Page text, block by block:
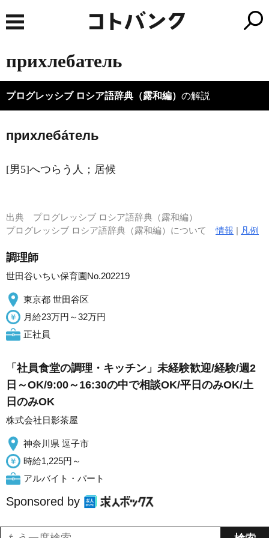
прихлебатель
プログレッシブ ロシア語辞典（露和編） の解説
прихлеба́тель
[男5]へつらう人；居候
出典 プログレッシブ ロシア語辞典（露和編）
プログレッシブ ロシア語辞典（露和編）について情報 | 凡例
調理師
世田谷いちい保育園No.202219
東京都 世田谷区
月給23万円～32万円
正社員
「社員食堂の調理・キッチン」未経験歓迎/経験/週2
日～OK/9:00～16:30の中で相談OK/平日のみOK/土
日のみOK
株式会社日影茶屋
神奈川県 逗子市
時給1,225円～
アルバイト・パート
Sponsored by